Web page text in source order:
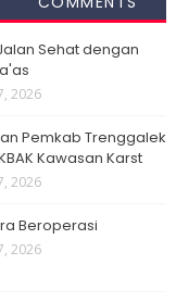
Sehat dengan
2026
Pemkab Trenggalek
Kawasan Karst
2026
Beroperasi
2026